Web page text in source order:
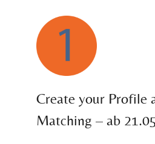
Create your Profile
Matching – ab